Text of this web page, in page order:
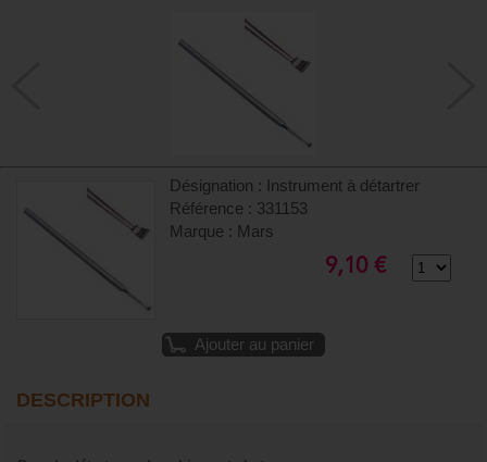
Désignation : Instrument à détartrer
Référence : 331153
Marque : Mars
9,10 €
Ajouter au panier
DESCRIPTION